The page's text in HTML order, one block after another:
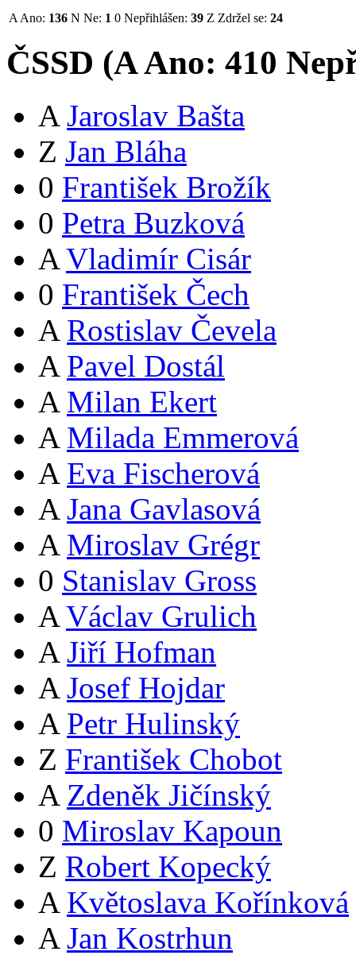
A Ano: 136 N Ne: 1 0 Nepřihlášen: 39 Z Zdržel se: 24
ČSSD (AAno: 410
A Jaroslav Bašta
Z Jan Bláha
0 František Brožík
0 Petra Buzková
A Vladimír Cisár
0 František Čech
A Rostislav Čevela
A Pavel Dostál
A Milan Ekert
A Milada Emmerová
A Eva Fischerová
A Jana Gavlasová
A Miroslav Grégr
0 Stanislav Gross
A Václav Grulich
A Jiří Hofman
A Josef Hojdar
A Petr Hulinský
Z František Chobot
A Zdeněk Jičínský
0 Miroslav Kapoun
Z Robert Kopecký
A Květoslava Kořínková
A Jan Kostrhun